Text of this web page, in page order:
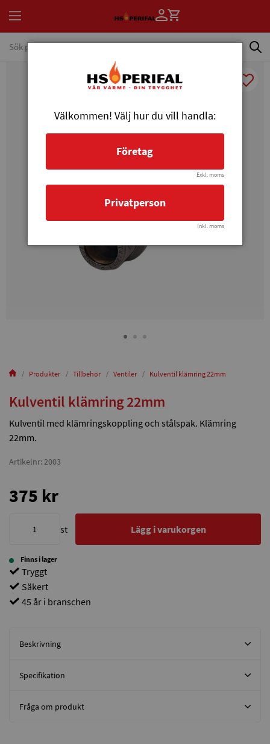
Produkter Tillbehör Ventiler Kulventil klämring 22mm
Kulventil klämring 22mm
Kulventil med klämringskoppling och stålspak. Klämring
22mm.
Artikelnr: 2003
375 kr
st Lägg i varukorgen
Finns i lager
Tryggt
Säkert
45 år i branschen
Beskrivning
Specifikation
Fråga om produkt
Välkommen! Välj hur du vill handla:
Företag
Exkl. moms
Privatperson
Inkl. moms